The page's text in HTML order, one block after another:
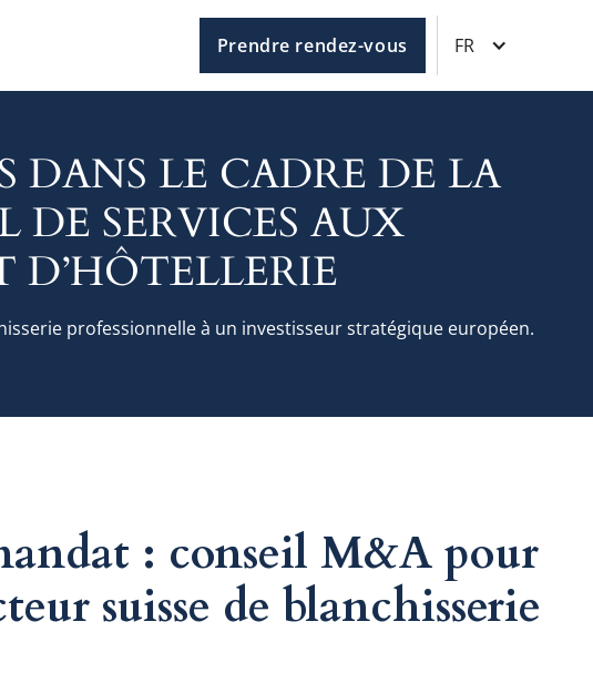
Prendre rendez-vous FR
DANS LE CADRE DE LA
DE SERVICES AUX
D’HÔTELLERIE
professionnelle à un investisseur stratégique européen.
: conseil M&A pour
suisse de blanchisserie